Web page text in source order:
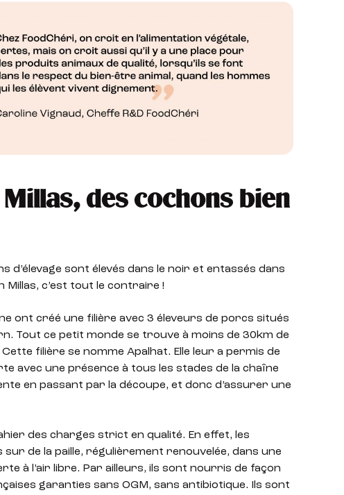
Millas, des cochons bien
d’élevage sont élevés dans le noir et entassés dans
Millas, c’est tout le contraire !
ont créé une filière avec 3 éleveurs de porcs situés
Tout ce petit monde se trouve à moins de 30km de
filière se nomme Apalhat. Elle leur a permis de
avec une présence à tous les stades de la chaîne
en passant par la découpe, et donc d’assurer une
des charges strict en qualité. En effet, les
de la paille, régulièrement renouvelée, dans une
à l’air libre. Par ailleurs, ils sont nourris de façon
garanties sans OGM, sans antibiotique. Ils sont